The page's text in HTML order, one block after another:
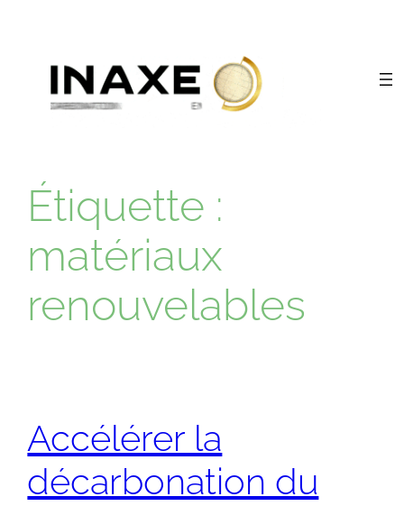
contenu
Étiquette :
matériaux
renouvelables
Accélérer la
décarbonation du